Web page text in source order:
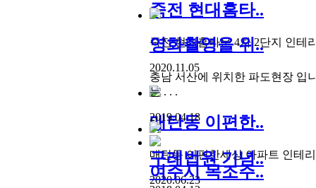
죽전 현대홈타..
죽전 현대홈타운 4차 2단지 인테
2020.11.05
매탄동 이편한..
매탄동 이편한세상 아파트 인테
2020.06.23
영화촬영을 위..
충남 서산에 위치한 파도현장 입
는 . . .
2019.04.18
여주시 목조주..
구레법원 기념..